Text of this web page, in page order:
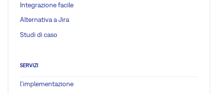
Integrazione facile
Alternativa a Jira
Studi di caso
SERVIZI
l'implementazione